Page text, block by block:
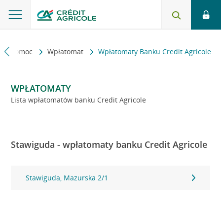
i pomoc Wpłatomat Wpłatomaty Banku Credit Agricole
WPŁATOMATY
Lista wpłatomatów banku Credit Agricole
Stawiguda - wpłatomaty banku Credit Agricole
Stawiguda, Mazurska 2/1